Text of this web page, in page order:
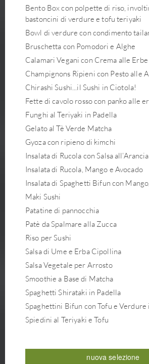
Bento Box con polpette di riso,
bastoncini di verdure e tofu teriyaki
Bowl di verdure con condimento
Bruschetta con Pomodori e Alghe
Calamari Vegani con Crema alle Erbe
Champignons Ripieni con Pesto alle
Chirashi Sushi...il Sushi in Ciotola!
Fette di cavolo rosso con panko alle
Funghi al Teriyaki in Padella
Gelato al Tè Verde Matcha
Gyoza con ripieno di kimchi
Insalata di Rucola con Salsa all’Arancia
Insalata di Rucola, Mango e Avocado
Insalata di Spaghetti Bifun con
Maki Sushi
Patatine di pannocchia
Patè da Spalmare alla Zucca
Riso per Sushi
Salsa di Ume e Erba Cipollina
Salsa Vegetale per Arrosto
Smoothie a Base di Matcha
Spaghetti Shirataki in Padella
Spaghettini Bifun con Tofu e Verdure
Spiedini al Teriyaki e Tofu
Tempura di Verdure
Tofu Fritto con Funghi e Spinaci al
nuova selezione